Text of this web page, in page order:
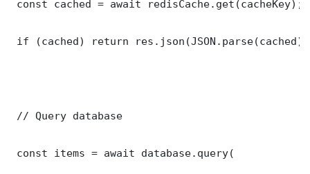
const cached = await redisCache.get(cacheKey);
if (cached) return
// Query database
const items = await database.query(